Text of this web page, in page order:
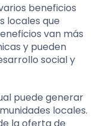
beneficios
locales que
van más
y pueden
social y
puede generar
locales.
la oferta de